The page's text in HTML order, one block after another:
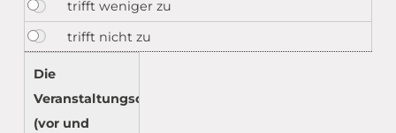
Die
Veranstaltungsorganisation
(vor und